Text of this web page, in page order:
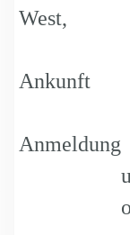
Ankunft
Anmeldung
unter
oder E-